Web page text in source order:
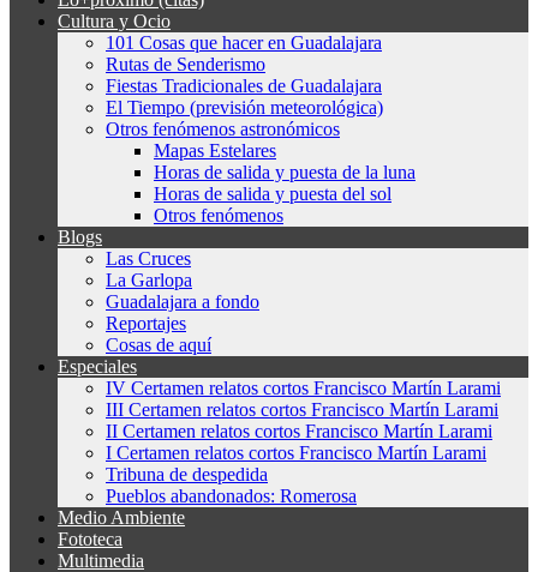
Cultura y Ocio
101 Cosas que hacer en Guadalajara
Rutas de Senderismo
Fiestas Tradicionales de Guadalajara
El Tiempo (previsión meteorológica)
Otros fenómenos astronómicos
Mapas Estelares
Horas de salida y puesta de la luna
Horas de salida y puesta del sol
Otros fenómenos
Blogs
Las Cruces
La Garlopa
Guadalajara a fondo
Reportajes
Cosas de aquí
Especiales
IV Certamen relatos cortos Francisco Martín Larami
III Certamen relatos cortos Francisco Martín Larami
II Certamen relatos cortos Francisco Martín Larami
I Certamen relatos cortos Francisco Martín Larami
Tribuna de despedida
Pueblos abandonados: Romerosa
Medio Ambiente
Fototeca
Multimedia